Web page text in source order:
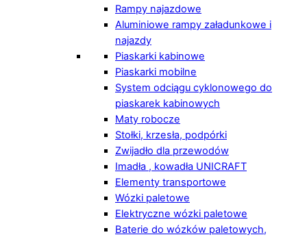
Rampy najazdowe
Aluminiowe rampy załadunkowe i
najazdy
Piaskarki kabinowe
Piaskarki mobilne
System odciągu cyklonowego do
piaskarek kabinowych
Maty robocze
Stołki, krzesła, podpórki
Zwijadło dla przewodów
Imadła , kowadła UNICRAFT
Elementy transportowe
Wózki paletowe
Elektryczne wózki paletowe
Baterie do wózków paletowych,